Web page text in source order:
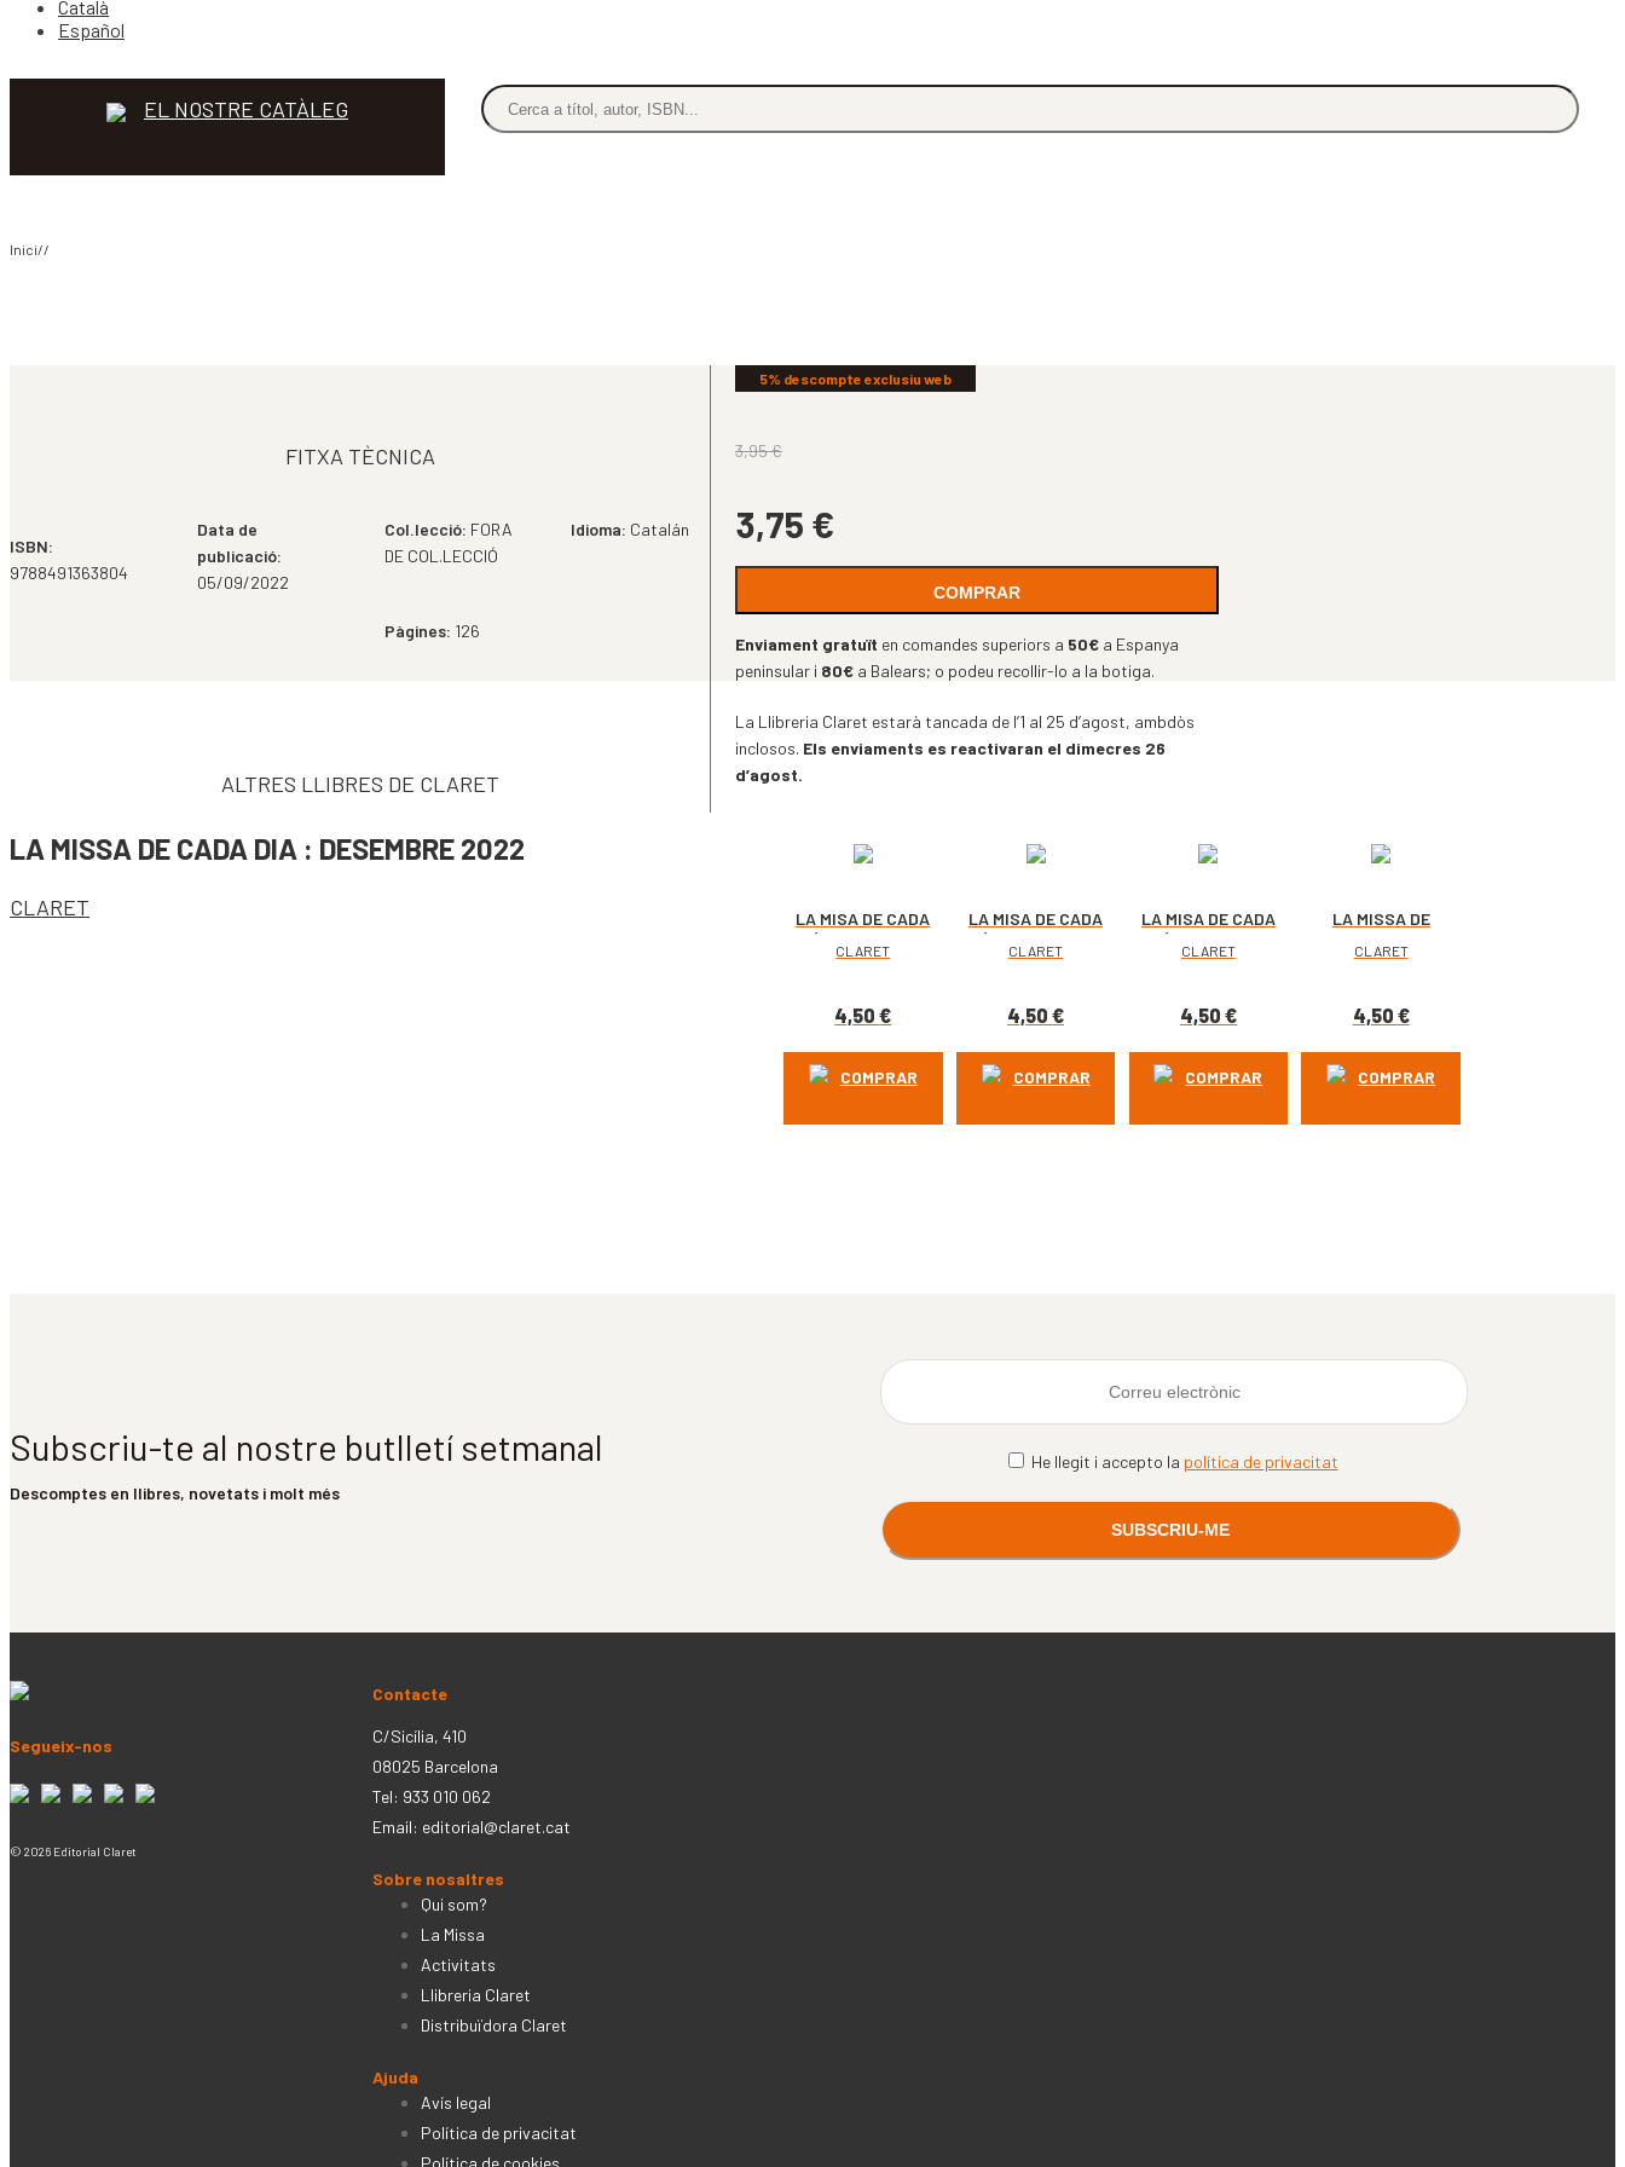
Català
Español
EL NOSTRE CATÀLEG
Inici//
5% descompte exclusiu web
3,95€
3,75 €
COMPRAR
Enviament gratuït en comandes superiors a 50€ a Espanya
peninsular i 80€ a Balears; o podeu recollir-lo a la botiga.
La Llibreria Claret estarà tancada de l’1 al 25 d’agost, ambdòs
inclosos. Els enviaments es reactivaran el dimecres 26
d’agost.
LA MISSA DE CADA DIA : DESEMBRE 2022
CLARET
FITXA TÈCNICA
ISBN:
9788491363804
Data de
publicació:
05/09/2022
Col.lecció: FORA
DE COL.LECCIÓ
Pàgines: 126
Idioma: Catalán
ALTRES LLIBRES DE CLARET
LA MISA DE CADA
DÍA. DICIEMBRE
2026
CLARET
4,50€
COMPRAR
LA MISA DE CADA
DÍA. NOVIEMBRE
2026
CLARET
4,50€
COMPRAR
LA MISA DE CADA
DÍA. OCTUBRE
2026
CLARET
4,50 €
COMPRAR
LA MISSA DE
OCTUBRE 2026
CLARET
4,50 €
COMPRAR
Subscriu-te al nostre butlletí setmanal
Descomptes en llibres, novetats i molt més
He llegit i accepto la política de privacitat
Segueix-nos
© 2026 Editorial Claret
Contacte
C/Sicília, 410
08025 Barcelona
Tel: 933 010 062
Email: editorial@claret.cat
Sobre nosaltres
Qui som?
La Missa
Activitats
Llibreria Claret
Distribuïdora Claret
Ajuda
Avís legal
Política de privacitat
Política de cookies